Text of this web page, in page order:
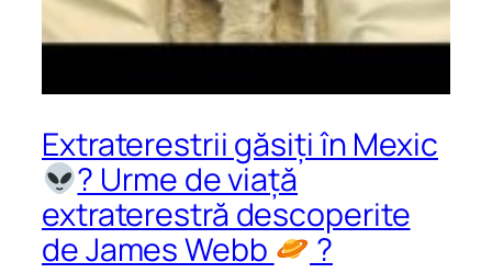
Extraterestrii găsiți în Mexic
? Urme de viață
extraterestră descoperite
de James Webb
?